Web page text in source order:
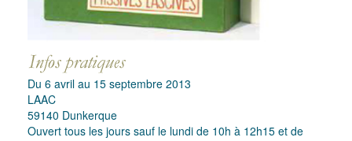
Du 6 avril au 15 septembre 2013
LAAC
59140 Dunkerque
Ouvert tous les jours sauf le lundi de 10h à 12h15 et de